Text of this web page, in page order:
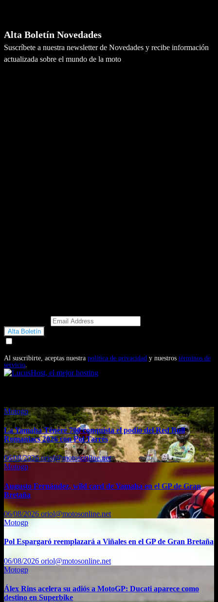
Alta Boletín Novedades
Suscríbete a nuestra newsletter de Novedades y recibe información
actualizada sobre el mundo de la moto
Al suscribirte, aceptas nuestra política de privacidad y nuestros términos de
servicio.
Motogp
La Yamaha Ténéré 700 conquista el podio del Red Bull
Romaniacs 2026 con Pol Tarrés
06/08/2026oriol@motosonline.net
Motogp
Augusto Fernández, wild card de Yamaha en el GP de Gran
Bretaña
06/08/2026 oriol@motosonline.net
Motogp
Pol Espargaró reemplazará a Viñales en el GP de Gran Bretaña
06/08/2026 oriol@motosonline.net
Motogp
Álex Rins acelera su adiós a MotoGP: Ducati aparece como
destino en Superbike